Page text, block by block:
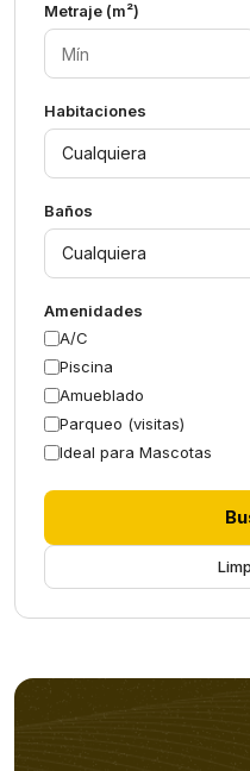
Metraje (m²)
Habitaciones
Cualquiera
Baños
Cualquiera
Amenidades
A/C
Piscina
Amueblado
Parqueo (visitas)
Ideal para Mascotas